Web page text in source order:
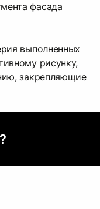
фасада
выполненных
рисунку,
закрепляющие